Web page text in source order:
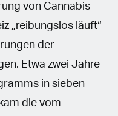
von Cannabis
„reibungslos läuft“
der
Etwa zwei Jahre
in sieben
die vom